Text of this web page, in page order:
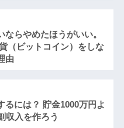
ならやめたほうがいい。
（ビットコイン）をしな
由
るには？ 貯金1000万円よ
収入を作ろう